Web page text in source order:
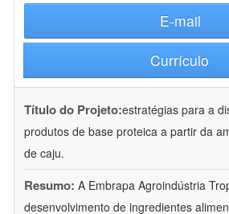
E-mail
Currículo
Título do Projeto:estratégias para a
produtos de base proteica a partir da
de caju.
Resumo: A Embrapa Agroindústria
desenvolvimento de ingredientes